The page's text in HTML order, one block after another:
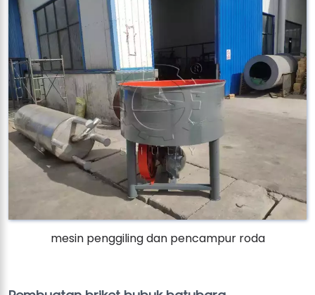
mesin penggiling dan pencampur roda